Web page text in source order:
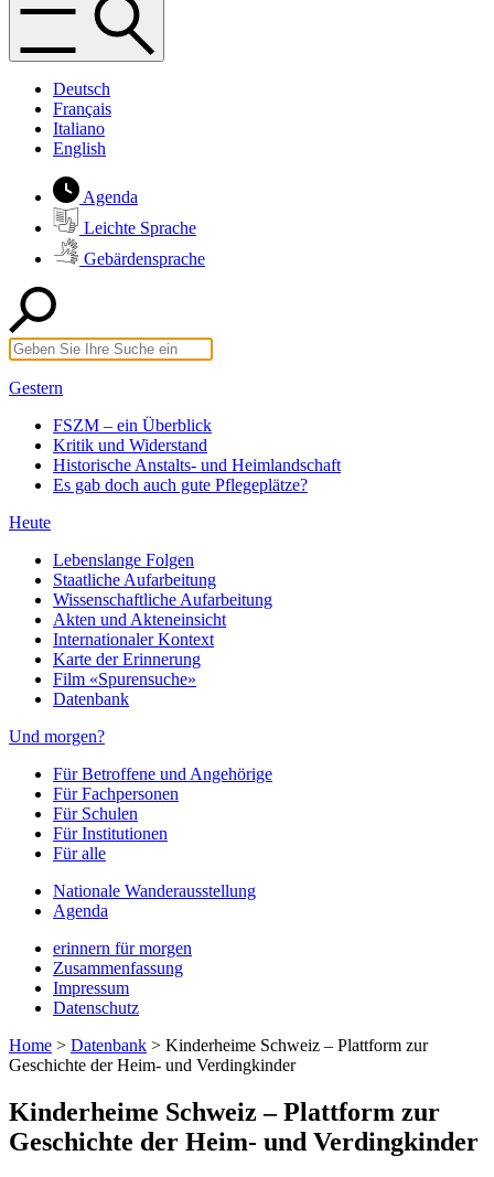
Deutsch
Français
Italiano
English
Agenda
Leichte Sprache
Gebärdensprache
Gestern
FSZM – ein Überblick
Kritik und Widerstand
Historische Anstalts- und Heimlandschaft
Es gab doch auch gute Pflegeplätze?
Heute
Lebenslange Folgen
Staatliche Aufarbeitung
Wissenschaftliche Aufarbeitung
Akten und Akteneinsicht
Internationaler Kontext
Karte der Erinnerung
Film «Spurensuche»
Datenbank
Und morgen?
Für Betroffene und Angehörige
Für Fachpersonen
Für Schulen
Für Institutionen
Für alle
Nationale Wanderausstellung
Agenda
erinnern für morgen
Zusammenfassung
Impressum
Datenschutz
Home > Datenbank > Kinderheime Schweiz – Plattform zur
Geschichte der Heim- und Verdingkinder
Kinderheime Schweiz – Plattform zur
Geschichte der Heim- und Verdingkinder